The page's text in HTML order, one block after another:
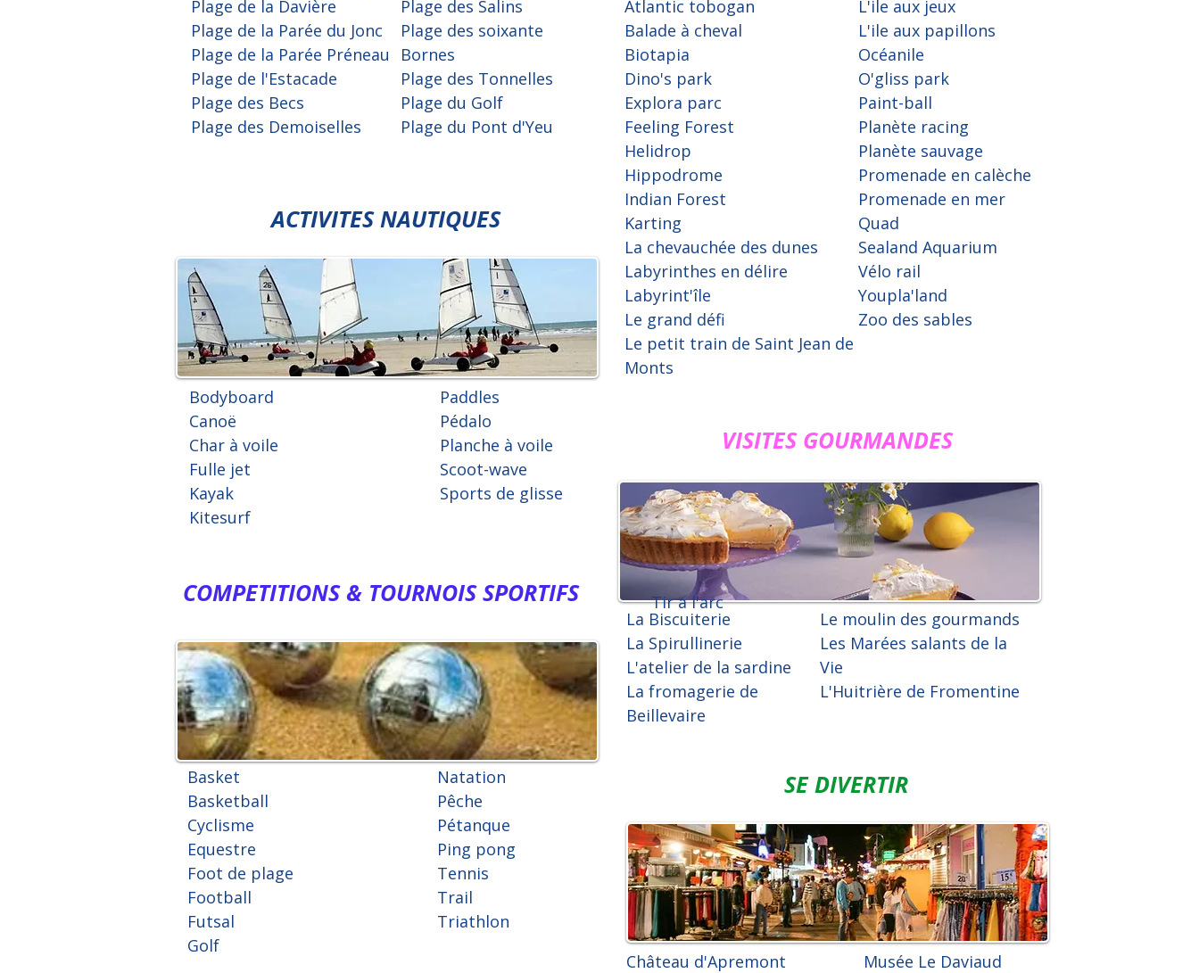
Plage de la Davière
Plage de la Parée du Jonc
Plage de la Parée Préneau
Plage de l'Estacade
Plage des Becs
Plage des Demoiselles
Plage des Salins
Plage des soixante
Bornes
Plage des Tonnelles
Plage du Golf
Plage du Pont d'Yeu
Atlantic tobogan
Balade à cheval
Biotapia
Dino's park
Explora parc
Feeling Forest
Helidrop
Hippodrome
Indian Forest
Karting
La chevauchée des dunes
Labyrinthes en délire
Labyrint'île
Le grand défi
Le petit train de Saint Jean de
Monts
L'ile aux jeux
L'ile aux papillons
Océanile
O'gliss park
Paint-ball
Planète racing
Planète sauvage
Promenade en calèche
Promenade en mer
Quad
Sealand Aquarium
Vélo rail
Youpla'land
Zoo des sables
ACTIVITES NAUTIQUES
Bodyboard
Canoë
Char à voile
Fulle jet
Kayak
Kitesurf
Paddles
Pédalo
Planche à voile
Scoot-wave
Sports de glisse
VISITES GOURMANDES
Le moulin des gourmands
Les Marées salants de la
Vie
L'Huitrière de Fromentine
La Biscuiterie
La Spirullinerie
L'atelier de la sardine
La fromagerie de
Beillevaire
COMPETITIONS & TOURNOIS SPORTIFS Tir a l'arc
Basket
Basketball
Cyclisme
Equestre
Foot de plage
Football
Futsal
Golf
Natation
Pêche
Pétanque
Ping pong
Tennis
Trail
Triathlon
SE DIVERTIR
Château d'Apremont
Musée Le Daviaud